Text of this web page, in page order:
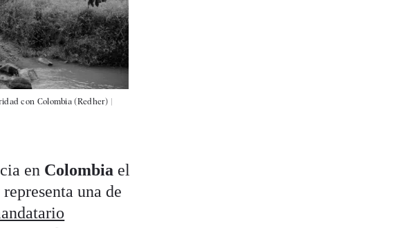
con Colombia (Redher) |
en Colombia el
una de